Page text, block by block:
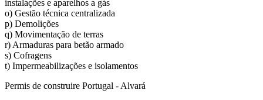
instalações e aparelhos a gás
o) Gestão técnica centralizada
p) Demolições
q) Movimentação de terras
r) Armaduras para betão armado
s) Cofragens
t) Impermeabilizações e isolamentos
Permis de construire Portugal - Alvará